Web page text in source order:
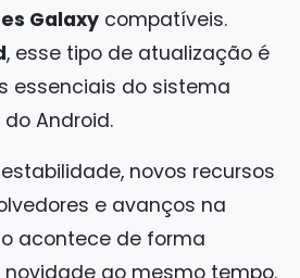
Galaxy compatíveis.
, esse tipo de atualização é
essenciais do sistema
Android.
novos recursos
e avanços na
acontece de forma
ao mesmo tempo.